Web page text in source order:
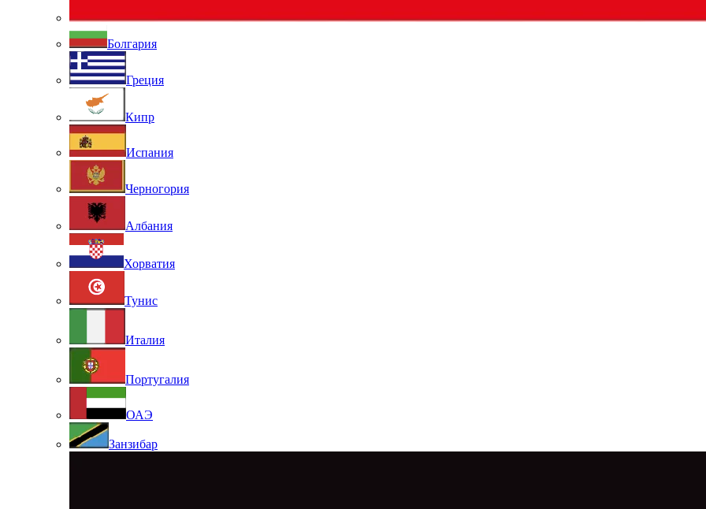
Болгария
Греция
Кипр
Испания
Черногория
Албания
Хорватия
Тунис
Италия
Португалия
ОАЭ
Занзибар